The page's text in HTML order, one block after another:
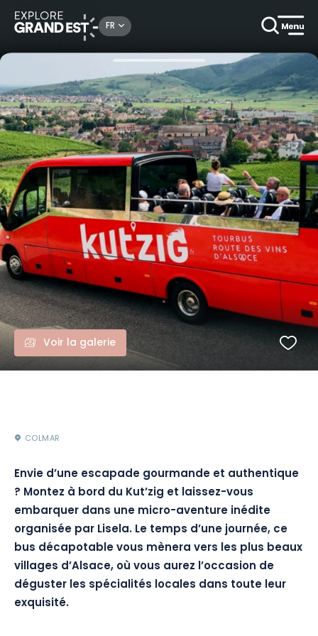
FR
Arts & culture Micro-aventure "Vignes et vin en liberté" au départ de Colmar en Kut'zig !
Voir la galerie
COLMAR
Envie d’une escapade gourmande et authentique
? Montez à bord du Kut’zig et laissez-vous
embarquer dans une micro-aventure inédite
organisée par Lisela. Le temps d’une journée, ce
bus décapotable vous mènera vers les plus beaux
villages d’Alsace, où vous aurez l’occasion de
déguster les spécialités locales dans toute leur
exquisité.